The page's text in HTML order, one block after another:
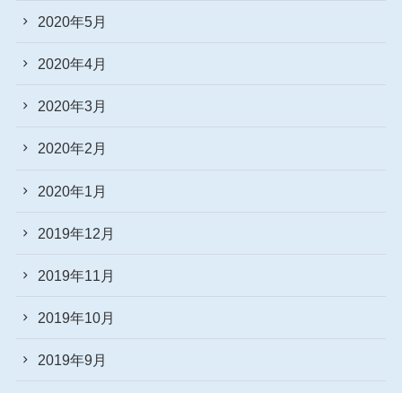
2020年5月
2020年4月
2020年3月
2020年2月
2020年1月
2019年12月
2019年11月
2019年10月
2019年9月